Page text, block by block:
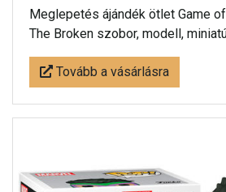
Meglepetés ájándék ötlet Game
The Broken szobor, modell,
Tovább a vásárlásra